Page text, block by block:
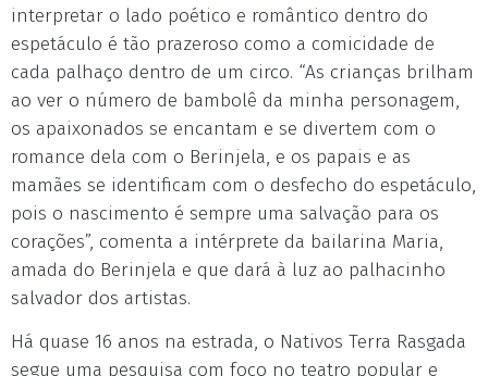
interpretar o lado poético e romântico dentro do
espetáculo é tão prazeroso como a comicidade de
cada palhaço dentro de um circo. “As crianças brilham
ao ver o número de bambolê da minha personagem,
os apaixonados se encantam e se divertem com o
romance dela com o Berinjela, e os papais e as
mamães se identificam com o desfecho do espetáculo,
pois o nascimento é sempre uma salvação para os
corações”, comenta a intérprete da bailarina Maria,
amada do Berinjela e que dará à luz ao palhacinho
salvador dos artistas.
Há quase 16 anos na estrada, o Nativos Terra Rasgada
segue uma pesquisa com foco no teatro popular e